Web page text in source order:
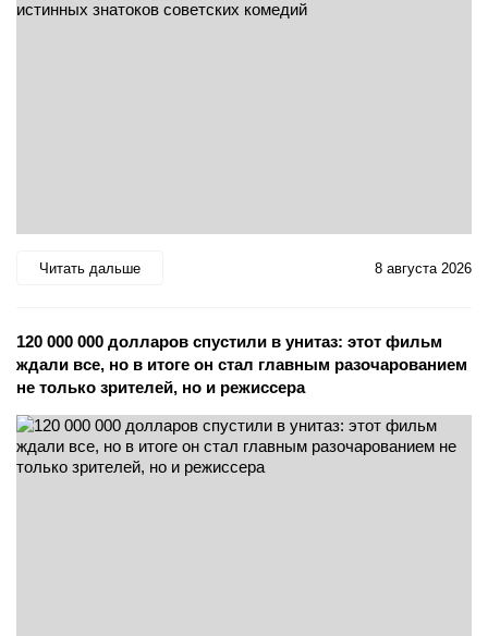
Читать дальше 8 августа 2026
120 000 000 долларов спустили в унитаз: этот фильм
ждали все, но в итоге он стал главным разочарованием
не только зрителей, но и режиссера